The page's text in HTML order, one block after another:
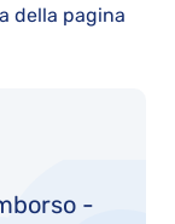
della pagina
-